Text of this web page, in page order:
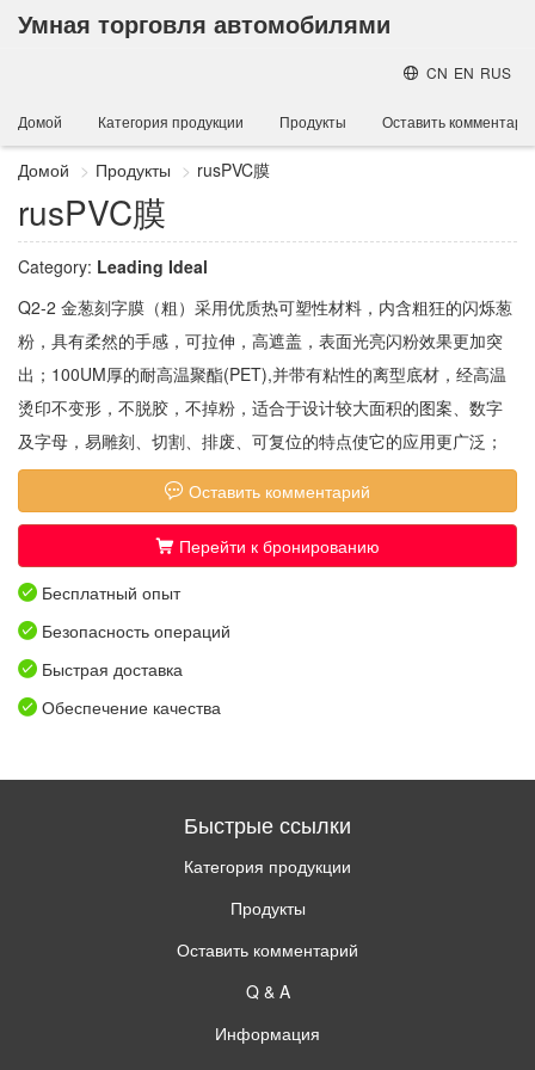
Умная торговля автомобилями
CN EN RUS
Домой Категория продукции Продукты Оставить
Домой Продукты rusPVC膜
rusPVC膜
Category: Leading Ideal
Q2-2 金葱刻字膜（粗）采用优质热可塑性材料，内含粗狂的闪烁葱
粉，具有柔然的手感，可拉伸，高遮盖，表面光亮闪粉效果更加突
出；100UM厚的耐高温聚酯(PET),并带有粘性的离型底材，经高温
烫印不变形，不脱胶，不掉粉，适合于设计较大面积的图案、数字
及字母，易雕刻、切割、排废、可复位的特点使它的应用更广泛；
Оставить комментарий
Перейти к бронированию
Бесплатный опыт
Безопасность операций
Быстрая доставка
Обеспечение качества
Быстрые ссылки
Категория продукции
Продукты
Оставить комментарий
Q & A
Информация